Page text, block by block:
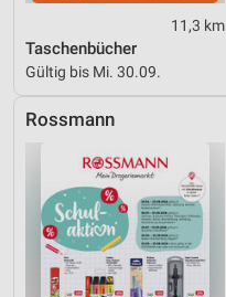
11,3 km
Taschenbücher
Gültig bis Mi. 30.09.
Rossmann